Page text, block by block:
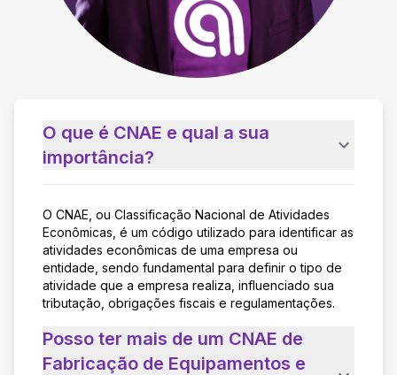
O que é CNAE e qual a sua
importância?
O CNAE, ou Classificação Nacional de Atividades
Econômicas, é um código utilizado para identificar as
atividades econômicas de uma empresa ou
entidade, sendo fundamental para definir o tipo de
atividade que a empresa realiza, influenciado sua
tributação, obrigações fiscais e regulamentações.
Posso ter mais de um CNAE de
Fabricação de Equipamentos e